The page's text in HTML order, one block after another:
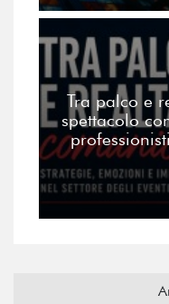
Tra palco e
spettacolo